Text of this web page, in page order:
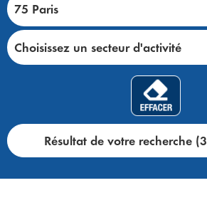
75 Paris
Choisissez un secteur d'activité
Résultat de votre recherche